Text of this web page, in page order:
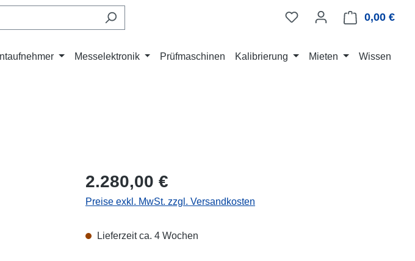
0,00 €
Messelektronik Prüfmaschinen Kalibrierung Mieten Wissen
Regulärer Preis:
2.280,00 €
Preise exkl. MwSt. zzgl. Versandkosten
Lieferzeit ca. 4 Wochen